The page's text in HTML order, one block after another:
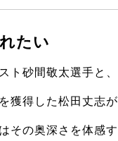
たい
砂間敬太選手と、
獲得した松田丈志が
その奥深さを体感す